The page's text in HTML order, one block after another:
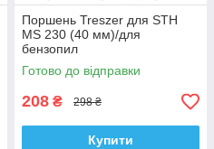
Поршень Treszer для STH
MS 230 (40 мм)/для
бензопил
Готово до відправки
208 ₴ 298 ₴
Купити